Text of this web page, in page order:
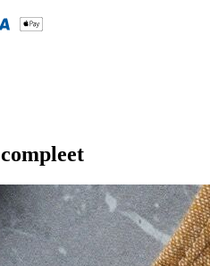
compleet